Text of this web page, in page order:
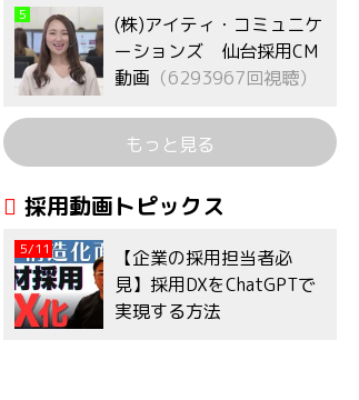
5
(株)アイティ・コミュニケ
ーションズ 仙台採用CM
動画 （6293967回視聴）
もっと見る
採用動画トピックス
5/11
【企業の採用担当者必
見】採用DXをChatGPTで
実現する方法